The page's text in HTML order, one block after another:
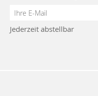
Anmeldung
Newsletter:
Jederzeit abstellbar